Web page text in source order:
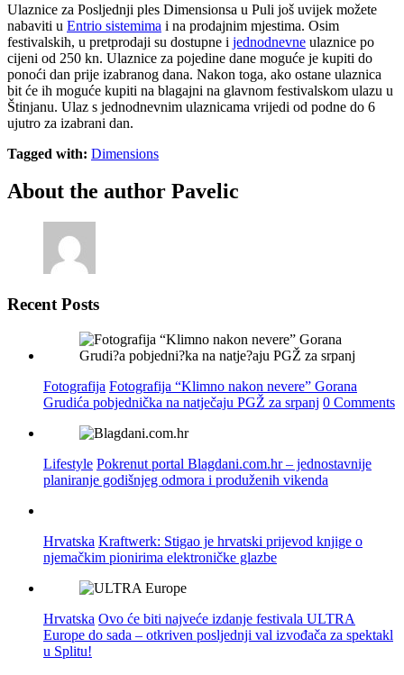
Ulaznice za Posljednji ples Dimensionsa u Puli još uvijek možete
nabaviti u Entrio sistemima i na prodajnim mjestima. Osim
festivalskih, u pretprodaji su dostupne i jednodnevne ulaznice po
cijeni od 250 kn. Ulaznice za pojedine dane moguće je kupiti do
ponoći dan prije izabranog dana. Nakon toga, ako ostane ulaznica
bit će ih moguće kupiti na blagajni na glavnom festivalskom ulazu u
Štinjanu. Ulaz s jednodnevnim ulaznicama vrijedi od podne do 6
ujutro za izabrani dan.
Tagged with: Dimensions
About the author Pavelic
Recent Posts
Fotografija Fotografija “Klimno nakon nevere” Gorana
Grudića pobjednička na natječaju PGŽ za srpanj 0 Comments
Lifestyle Pokrenut portal Blagdani.com.hr – jednostavnije
planiranje godišnjeg odmora i produženih vikenda
Hrvatska Kraftwerk: Stigao je hrvatski prijevod knjige o
njemačkim pionirima elektroničke glazbe
Hrvatska Ovo će biti najveće izdanje festivala ULTRA
Europe do sada – otkriven posljednji val izvođača za spektakl
u Splitu!